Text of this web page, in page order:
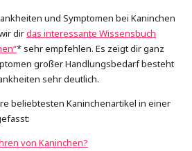
und Symptomen bei Kaninchen
dirdas interessante Wissensbuch
* sehr empfehlen. Es zeigt dir ganz
großer Handlungsbedarf besteht
sehr deutlich.
beliebtesten Kaninchenartikel in einer
von Kaninchen?